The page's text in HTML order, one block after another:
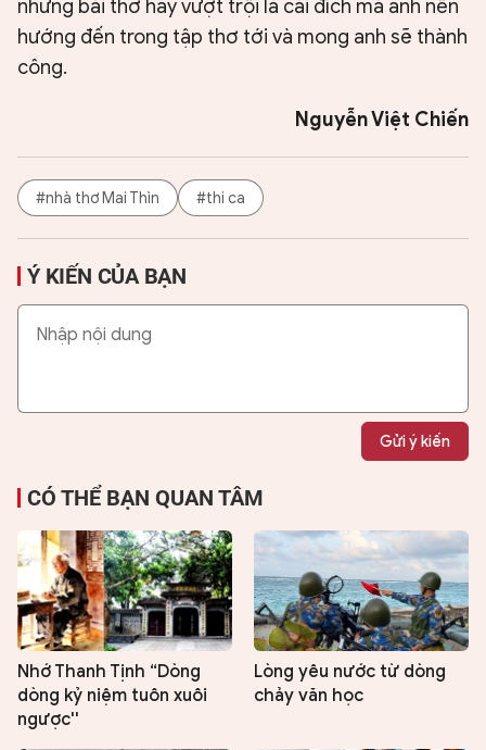
những bài thơ hay vượt trội là cái đích mà anh nên
hướng đến trong tập thơ tới và mong anh sẽ thành
công.
Nguyễn Việt Chiến
#nhà thơ Mai Thìn #thi ca
Ý KIẾN CỦA BẠN
Gửi ý kiến
CÓ THỂ BẠN QUAN TÂM
Nhớ Thanh Tịnh “Dòng
dòng kỷ niệm tuôn xuôi
ngược''
Lòng yêu nước từ dòng
chảy văn học